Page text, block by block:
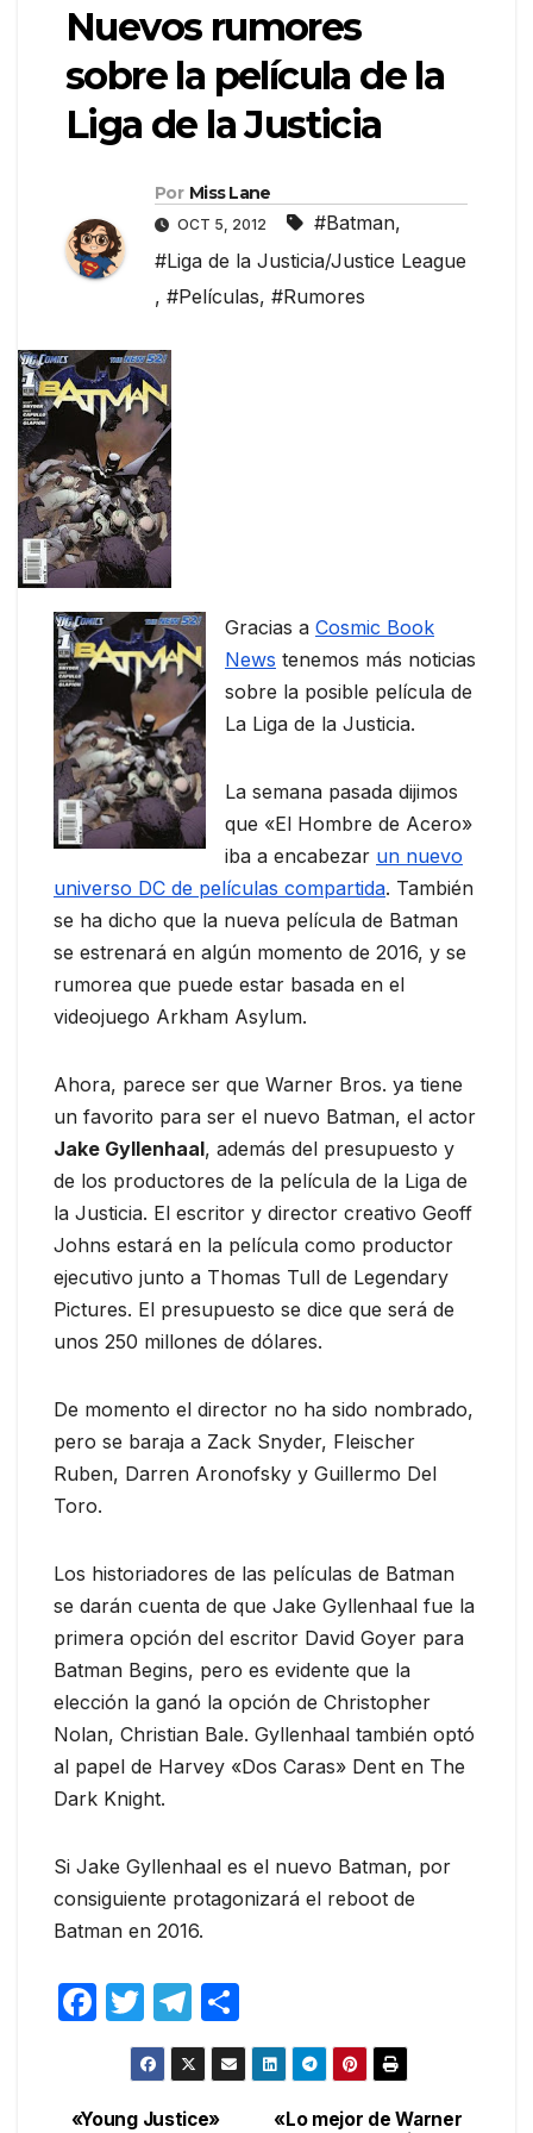
Nuevos rumores
sobre la película de la
Liga de la Justicia
Por Miss Lane
OCT 5, 2012 #Batman,
#Liga de la Justicia/Justice League
, #Películas, #Rumores
Gracias a Cosmic Book
News tenemos más noticias
sobre la posible película de
La Liga de la Justicia.
La semana pasada dijimos
que «El Hombre de Acero»
iba a encabezar un nuevo
universo DC de películas compartida. También
se ha dicho que la nueva película de Batman
se estrenará en algún momento de 2016, y se
rumorea que puede estar basada en el
videojuego Arkham Asylum.
Ahora, parece ser que Warner Bros. ya tiene
un favorito para ser el nuevo Batman, el actor
Jake Gyllenhaal, además del presupuesto y
de los productores de la película de la Liga de
la Justicia. El escritor y director creativo Geoff
Johns estará en la película como productor
ejecutivo junto a Thomas Tull de Legendary
Pictures. El presupuesto se dice que será de
unos 250 millones de dólares.
De momento el director no ha sido nombrado,
pero se baraja a Zack Snyder, Fleischer
Ruben, Darren Aronofsky y Guillermo Del
Toro.
Los historiadores de las películas de Batman
se darán cuenta de que Jake Gyllenhaal fue la
primera opción del escritor David Goyer para
Batman Begins, pero es evidente que la
elección la ganó la opción de Christopher
Nolan, Christian Bale. Gyllenhaal también optó
al papel de Harvey «Dos Caras» Dent en The
Dark Knight.
Si Jake Gyllenhaal es el nuevo Batman, por
consiguiente protagonizará el reboot de
Batman en 2016.
F
e
T
w
itt
er
T
el
e
gr
o
m
«Lo mejor de Warner
«Young Justice»